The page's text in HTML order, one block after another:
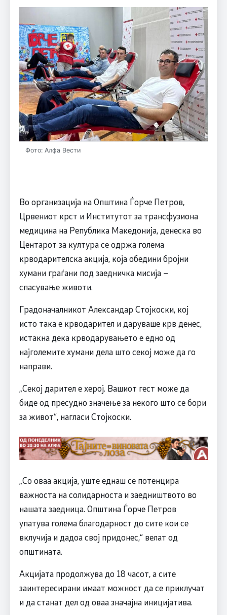
Фото: Алфа Вести
Во организација на Општина Ѓорче Петров,
Црвениот крст и Институтот за трансфузиона
медицина на Република Македонија, денеска во
Центарот за култура се одржа голема
крводарителска акција, која обедини бројни
хумани граѓани под заедничка мисија –
спасување животи.
Градоначалникот Александар Стојкоски, кој
исто така е крводарител и даруваше крв денес,
истакна дека крводарувањето е едно од
најголемите хумани дела што секој може да го
направи.
„Секој дарител е херој. Вашиот гест може да
биде од пресудно значење за некого што се бори
за живот“, нагласи Стојкоски.
„Со оваа акција, уште еднаш се потенцира
важноста на солидарноста и заедништвото во
нашата заедница. Општина Ѓорче Петров
упатува голема благодарност до сите кои се
вклучија и дадоа свој придонес,“ велат од
општината.
Акцијата продолжува до 18 часот, а сите
заинтересирани имаат можност да се приклучат
и да станат дел од оваа значајна иницијатива.